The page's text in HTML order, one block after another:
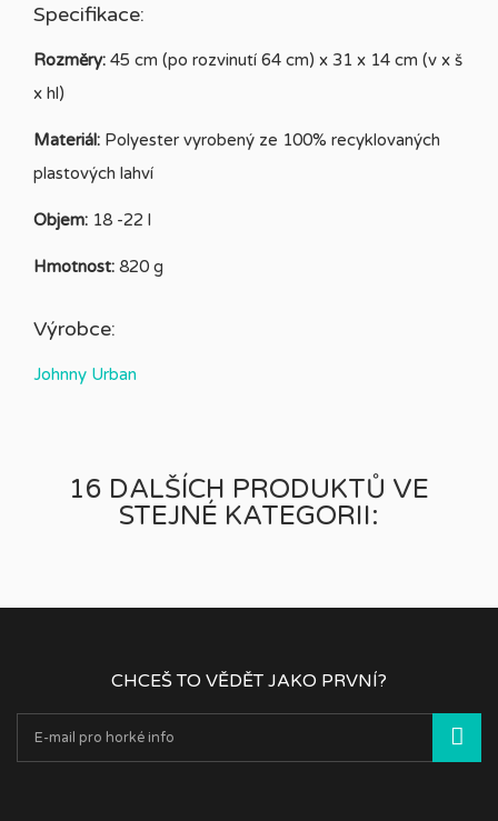
Specifikace:
Rozměry: 45 cm (po rozvinutí 64 cm) x 31 x 14 cm (v x š
x hl)
Materiál: Polyester vyrobený ze 100% recyklovaných
plastových lahví
Objem: 18 -22 l
Hmotnost: 820 g
Výrobce:
Johnny Urban
16 DALŠÍCH PRODUKTŮ VE
STEJNÉ KATEGORII:
CHCEŠ TO VĚDĚT JAKO PRVNÍ?